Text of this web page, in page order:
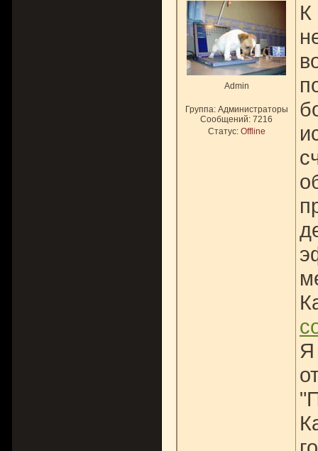
Admin
Группа: Администраторы
Сообщений: 7216
Статус: Offline
К
Я